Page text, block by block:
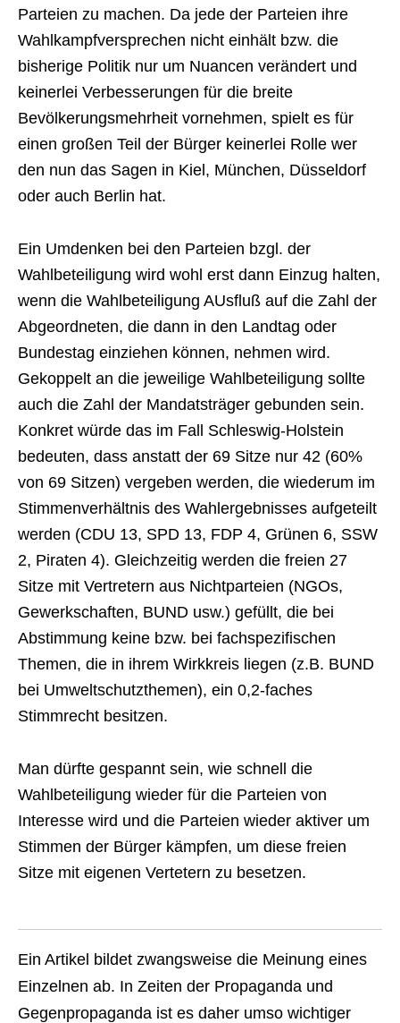
Parteien zu machen. Da jede der Parteien ihre
Wahlkampfversprechen nicht einhält bzw. die
bisherige Politik nur um Nuancen verändert und
keinerlei Verbesserungen für die breite
Bevölkerungsmehrheit vornehmen, spielt es für
einen großen Teil der Bürger keinerlei Rolle wer
den nun das Sagen in Kiel, München, Düsseldorf
oder auch Berlin hat.
Ein Umdenken bei den Parteien bzgl. der
Wahlbeteiligung wird wohl erst dann Einzug halten,
wenn die Wahlbeteiligung AUsfluß auf die Zahl der
Abgeordneten, die dann in den Landtag oder
Bundestag einziehen können, nehmen wird.
Gekoppelt an die jeweilige Wahlbeteiligung sollte
auch die Zahl der Mandatsträger gebunden sein.
Konkret würde das im Fall Schleswig-Holstein
bedeuten, dass anstatt der 69 Sitze nur 42 (60%
von 69 Sitzen) vergeben werden, die wiederum im
Stimmenverhältnis des Wahlergebnisses aufgeteilt
werden (CDU 13, SPD 13, FDP 4, Grünen 6, SSW
2, Piraten 4). Gleichzeitig werden die freien 27
Sitze mit Vertretern aus Nichtparteien (NGOs,
Gewerkschaften, BUND usw.) gefüllt, die bei
Abstimmung keine bzw. bei fachspezifischen
Themen, die in ihrem Wirkkreis liegen (z.B. BUND
bei Umweltschutzthemen), ein 0,2-faches
Stimmrecht besitzen.
Man dürfte gespannt sein, wie schnell die
Wahlbeteiligung wieder für die Parteien von
Interesse wird und die Parteien wieder aktiver um
Stimmen der Bürger kämpfen, um diese freien
Sitze mit eigenen Vertetern zu besetzen.
Ein Artikel bildet zwangsweise die Meinung eines
Einzelnen ab. In Zeiten der Propaganda und
Gegenpropaganda ist es daher umso wichtiger